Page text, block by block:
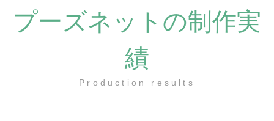
プーズネットの制作実
績
Production results